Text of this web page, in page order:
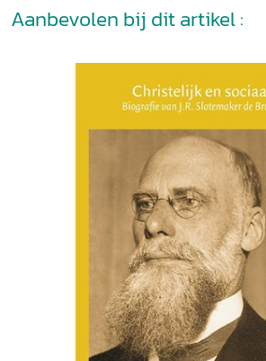
Aanbevolen bij dit artikel :